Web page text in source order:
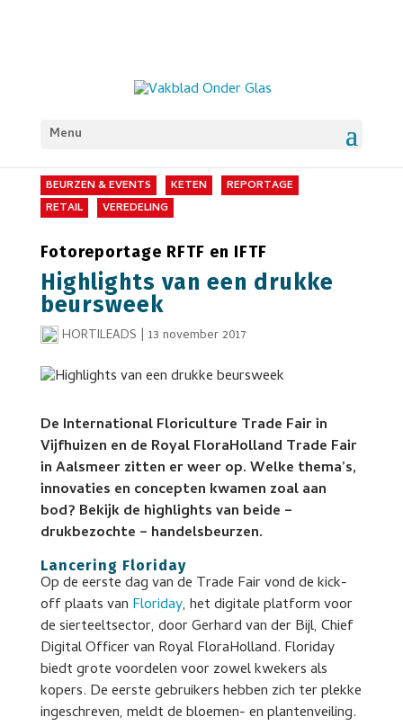
Menu
BEURZEN & EVENTS KETEN
REPORTAGE
RETAIL
VEREDELING
Fotoreportage RFTF en IFTF
Highlights van een drukke
beursweek
HORTILEADS | 13 november 2017
De International Floriculture Trade Fair in
Vijfhuizen en de Royal FloraHolland Trade Fair
in Aalsmeer zitten er weer op. Welke thema’s,
innovaties en concepten kwamen zoal aan
bod? Bekijk de highlights van beide –
drukbezochte – handelsbeurzen.
Lancering Floriday
Op de eerste dag van de Trade Fair vond de kick-
off plaats van Floriday, het digitale platform voor
de sierteeltsector, door Gerhard van der Bijl, Chief
Digital Officer van Royal FloraHolland. Floriday
biedt grote voordelen voor zowel kwekers als
kopers. De eerste gebruikers hebben zich ter plekke
ingeschreven, meldt de bloemen- en plantenveiling.